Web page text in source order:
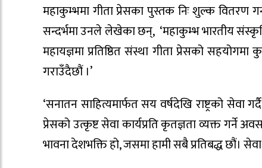
महाकुम्भमा गीता प्रेसका पुस्तक निः शुल्क वितरण
सन्दर्भमा उनले लेखेका छन्, ‘महाकुम्भ भारतीय संस्कृति
महायज्ञमा प्रतिष्ठित संस्था गीता प्रेसको
गराउँदैछौं ।’
‘सनातन साहित्यमार्फत सय वर्षदेखि राष्ट्रको
प्रेसको उत्कृष्ट सेवा कार्यप्रति कृतज्ञता व्यक्त गर्ने
भावना देशभक्ति हो, जसमा हामी सबै प्रतिबद्ध छौं। सेवा